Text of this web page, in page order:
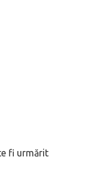
fi urmărit